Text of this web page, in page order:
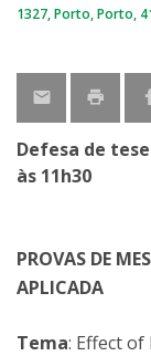
1327 Porto Porto
Defesa de
às 11h30
PROVAS DE
APLICADA
Tema: Effect